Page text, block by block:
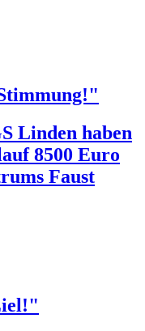
Linden haben
8500 Euro
Faust